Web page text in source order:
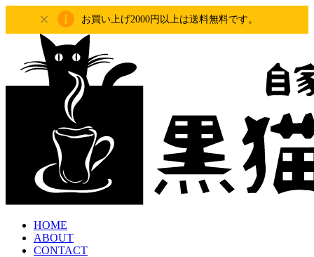
お買い上げ2000円以上は送料無料です。
HOME
ABOUT
CONTACT